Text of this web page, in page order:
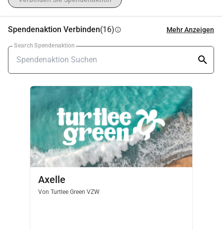
Spendenaktion Verbinden(16)info Mehr Anzeigen
Search Spendenaktion
Axelle
Von Turtlee Green VZW